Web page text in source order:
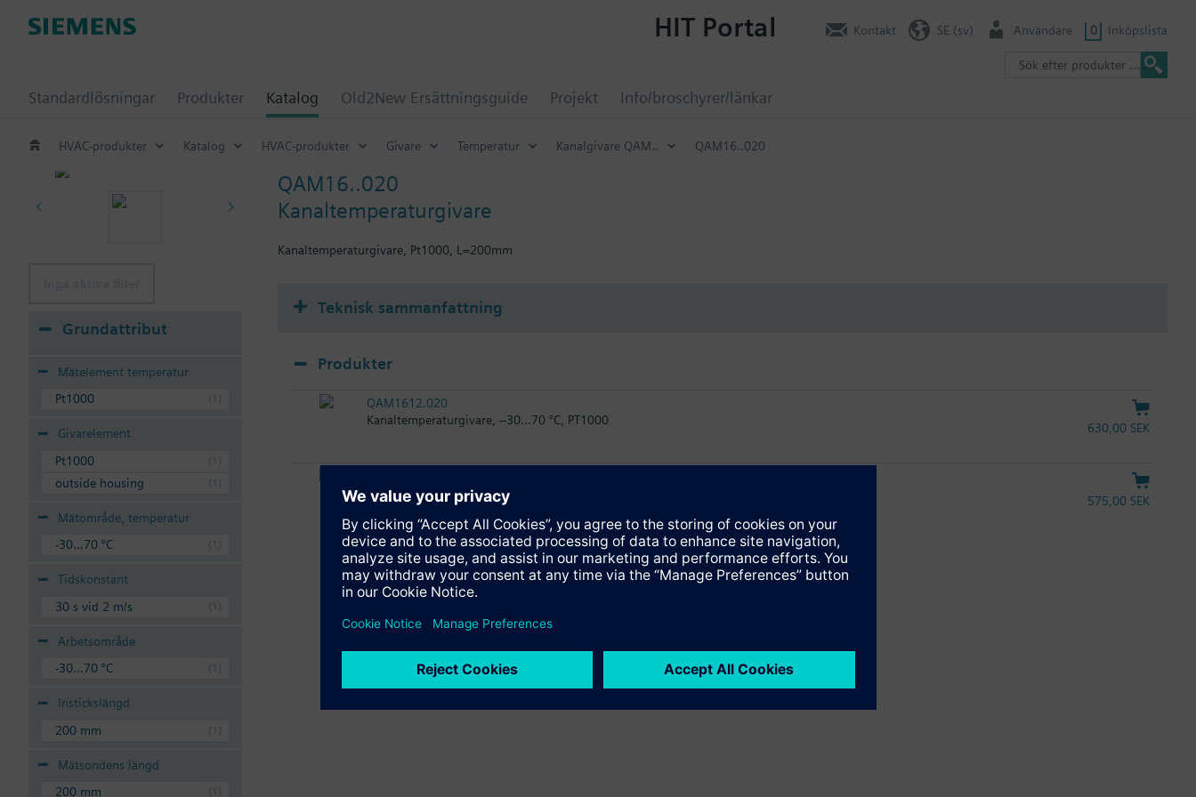
Standardlösningar Produkter Katalog Old2New Ersättningsguide Projekt Info/broschyrer/länkar
HIT Portal Kontakt SE (sv) Användare 0 Inköpslista
HVAC-produkter Katalog HVAC-produkter Givare Temperatur Kanalgivare QAM.. QAM16..020
QAM16..020
Kanaltemperaturgivare
Kanaltemperaturgivare, Pt1000, L=200mm
Grundattribut
Mätelement temperatur
Pt1000
Givarelement
Pt1000
outside housing
Mätområde, temperatur
-30...70 °C
Tidskonstant
30 s vid 2 m/s
Arbetsområde
-30...70 °C
Instickslängd
200 mm
Mätsondens längd
200 mm
Teknisk sammanfattning
Produkter
QAM1612.020
Kanaltemperaturgivare, −30...70 °C, PT1000
630,00 SEK
Kanaltemperaturgivare, −30...70 °C, NTC10K
575,00 SEK